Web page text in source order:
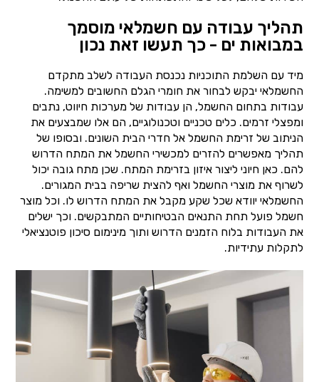
תהליך עבודה עם חשמלאי מוסמך
במבואות ים - כך תעשו זאת נכון
מיד עם השלמת התוכניות נכנסת העבודה לשלב מתקדם
החשמלאי יבקש לבחור את חומרי הגלם החשובים למשימה.
עבודות בתחום החשמל, הן עבודות של מערכות חיווט, נתבים
ומפצלי זרמים. כלים טכניים וטכנולוגיים, הם אלו שמבצעים את
הניתוב של זרימת החשמל אל חדרי הבית השונים. ובסופו של
תהליך מאפשרים להזרים למכשירי החשמל את המתח הדרוש
להם. כאן חיוני ליצור איזון בזרימת המתח. שכן מתח גובה יכול
לשרוף את מוצרי החשמל ואף להצית שריפה בבית המגורים.
החשמלאי יוודא שכל שקע מקבל את המתח הדרוש לו. וכל מוצר
חשמל פועל תחת התנאים הבטיחותיים המתבקשים. וכך ישלים
את העבודות בלוח הזמנים הדרוש ותוך מינימום סיכון פוטנציאלי
לתקלות עתידיות.